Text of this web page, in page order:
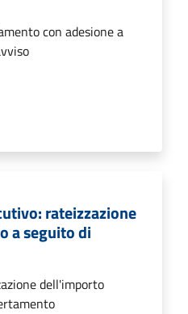
con adesione a
rateizzazione
a seguito di
dell'importo